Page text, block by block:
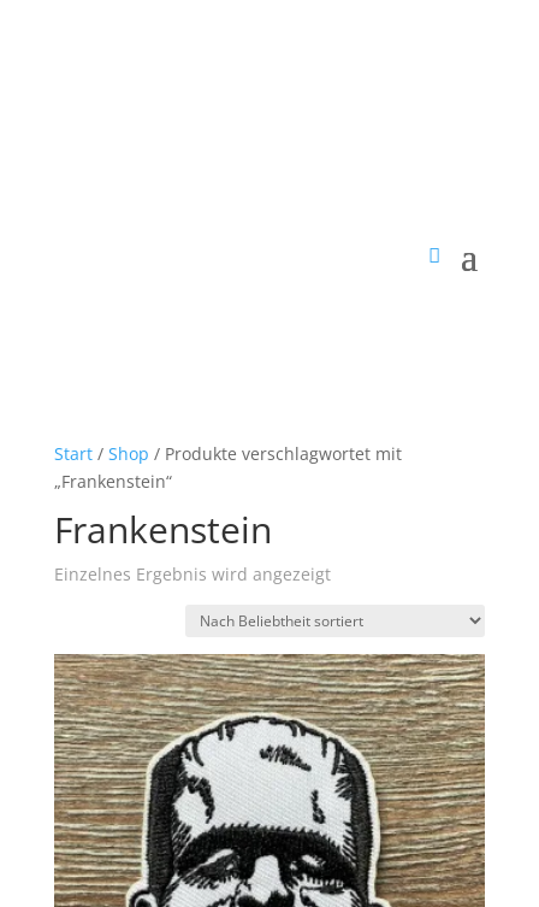
Start/ Shop / Produkte verschlagwortet mit
„Frankenstein“
Frankenstein
Einzelnes Ergebnis wird angezeigt